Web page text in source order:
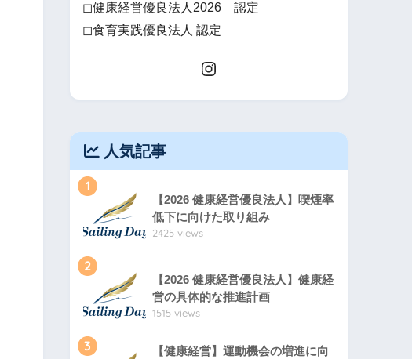
◻健康経営優良法人2026 認定
◻食育実践優良法人 認定
人気記事
1
【2026 健康経営優良法人】喫煙率
低下に向けた取り組み
2425 views
2
【2026 健康経営優良法人】健康経
営の具体的な推進計画
1515 views
3
【健康経営】運動機会の増進に向